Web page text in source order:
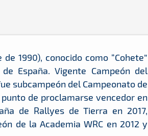
1990), conocido como “Cohete”
España. Vigente Campeón del
subcampeón del Campeonato de
de proclamarse vencedor en
de Rallyes de Tierra en 2017,
de la Academia WRC en 2012 y